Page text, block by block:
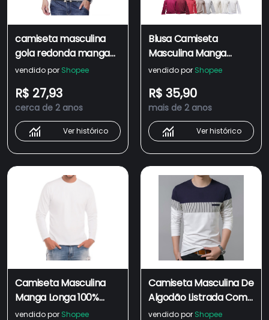
camiseta masculina
gola redonda manga
longa 100% algodão fio
roupa masculina
vendido por Shopee
R$ 27,93
cerca de 2 anos
Ver histórico
Blusa Camiseta
Masculina Manga
Longa Algodão Lisa
Capuz Sem Bolso
vendido por Shopee
R$ 35,90
mais de 2 anos
Ver histórico
Camiseta Masculina
Manga Longa 100%
Algodão Gola Redonda
vendido por Shopee
Camiseta Masculina De
Algodão Listrada Com
Gola Redonda E Manga
vendido por Shopee